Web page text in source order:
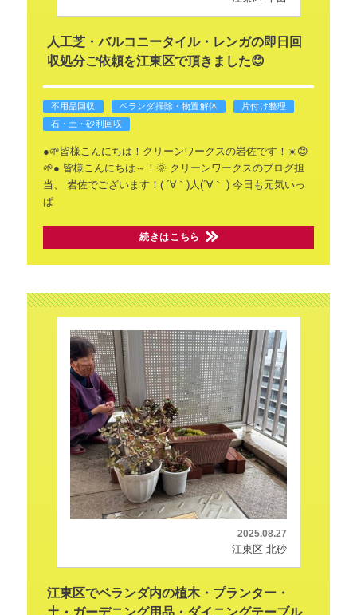
人工芝・バルコニータイル・レンガの即日回
収処分ご依頼を江東区で頂きました😊
不用品回収 ベランダ掃除・物置解体
片付け整理
石・土・砂利回収
●🌱皆様こんにちは！クリーンワークスの岩佐です！☀️😊
🌱● 皆様こんにちは～！🌞 クリーンワークスのブログ担
当、
岩佐でございます！( ´∀｀)人(´∀｀ ) 今日も元気いっ
ぱ
続きはこちら
2025.08.27
江東区 北砂
江東区でベランダ内の植木・プランター・